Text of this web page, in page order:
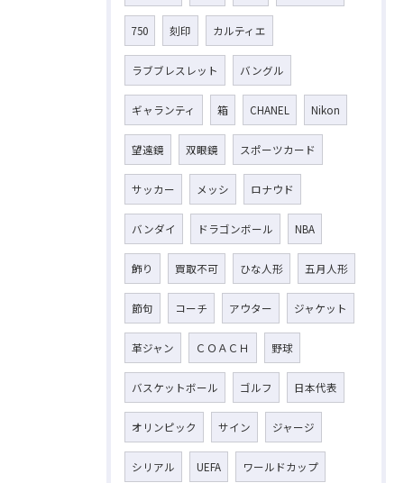
750 刻印 カルティエ
ラブブレスレット バングル
ギャランティ 箱 CHANEL Nikon
望遠鏡 双眼鏡 スポーツカード
サッカー メッシ ロナウド
バンダイ ドラゴンボール NBA
飾り 買取不可 ひな人形 五月人形
節句 コーチ アウター ジャケット
革ジャン ＣＯＡＣＨ 野球
バスケットボール ゴルフ 日本代表
オリンピック サイン ジャージ
シリアル UEFA ワールドカップ